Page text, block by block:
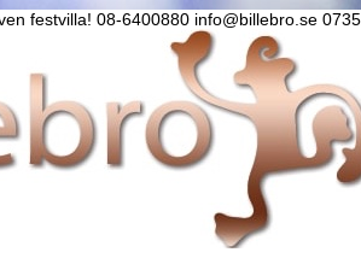
festvilla! 08-6400880 info@billebro.se